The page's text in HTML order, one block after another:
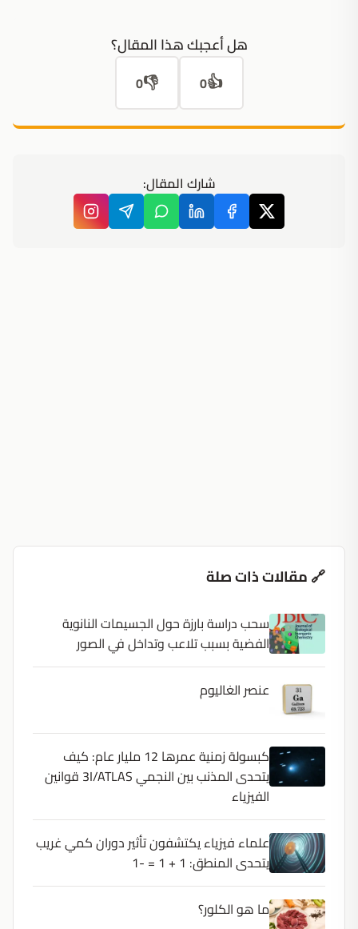
هل أعجبك هذا المقال؟
👍
0
👎
0
شارك المقال:
🔗 مقالات ذات صلة
سحب دراسة بارزة حول الجسيمات النانوية
الفضية بسبب تلاعب وتداخل في الصور
عنصر الغاليوم
كبسولة زمنية عمرها 12 مليار عام: كيف
يتحدى المذنب بين النجمي 3I/ATLAS قوانين
الفيزياء
علماء فيزياء يكتشفون تأثير دوران كمي غريب
يتحدى المنطق: 1 + 1 = -1
ما هو الكلور؟